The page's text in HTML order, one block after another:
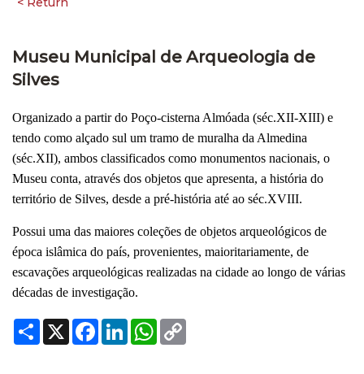
Museu Municipal de Arqueologia de
Silves
Organizado a partir do Poço-cisterna Almóada (séc.XII-XIII) e
tendo como alçado sul um tramo de muralha da Almedina
(séc.XII), ambos classificados como monumentos nacionais, o
Museu conta, através dos objetos que apresenta, a história do
território de Silves, desde a pré-história até ao séc.XVIII.
Possui uma das maiores coleções de objetos arqueológicos de
época islâmica do país, provenientes, maioritariamente, de
escavações arqueológicas realizadas na cidade ao longo de várias
décadas de investigação.
Share
X Facebook
LinkedInWhatsApp